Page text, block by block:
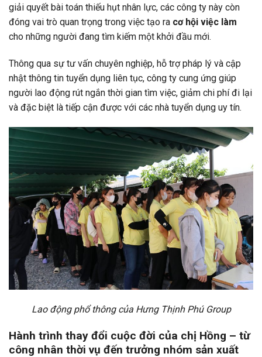
giải quyết bài toán thiếu hụt nhân lực, các công ty này còn
đóng vai trò quan trọng trong việc tạo ra cơ hội việc làm
cho những người đang tìm kiếm một khởi đầu mới.
Thông qua sự tư vấn chuyên nghiệp, hỗ trợ pháp lý và cập
nhật thông tin tuyển dụng liên tục, công ty cung ứng giúp
người lao động rút ngắn thời gian tìm việc, giảm chi phí đi lại
và đặc biệt là tiếp cận được với các nhà tuyển dụng uy tín.
Lao động phổ thông của Hưng Thịnh Phú Group
Hành trình thay đổi cuộc đời của chị Hồng – từ
công nhân thời vụ đến trưởng nhóm sản xuất